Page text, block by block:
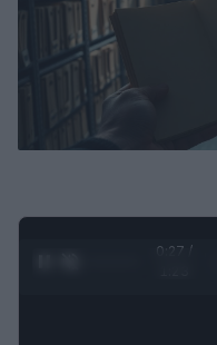
0:28 /